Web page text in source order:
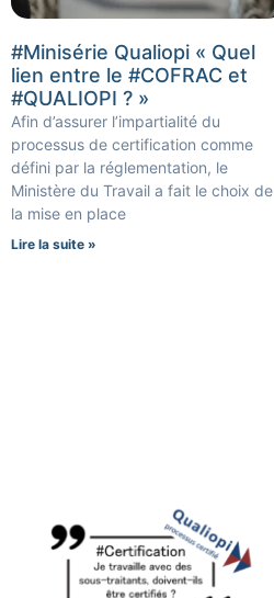
#Minisérie Qualiopi « Quel
lien entre le #COFRAC et
#QUALIOPI ? »
Afin d’assurer l’impartialité du
processus de certification comme
défini par la réglementation, le
Ministère du Travail a fait le choix de
la mise en place
Lire la suite »